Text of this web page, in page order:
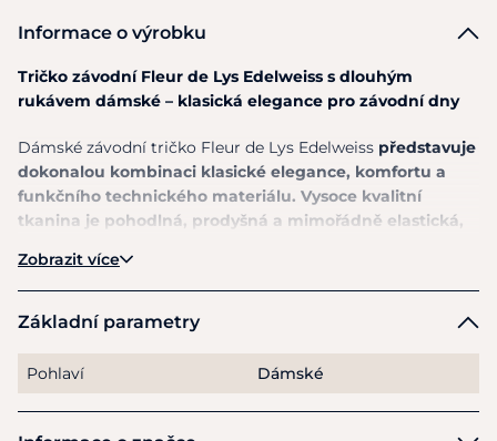
Informace o výrobku
Tričko závodní Fleur de Lys Edelweiss s dlouhým
rukávem dámské – klasická elegance pro závodní dny
Dámské závodní tričko Fleur de Lys Edelweiss představuje
dokonalou kombinaci klasické elegance, komfortu a
funkčního technického materiálu. Vysoce kvalitní
tkanina je pohodlná, prodyšná a mimořádně elastická,
ženskou siluetu.
Model Edelweisszaujme elegantním minimalistickým
zádech
, která dodává tričku sofistikovaný detail a krásný
ve tvaru květin a přední část doplňuje klasický perleťový
Zobrazit více
Základní parametry
Pohlaví Dámské